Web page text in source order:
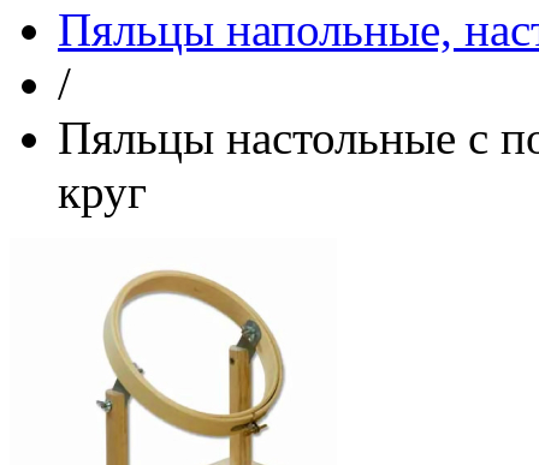
Пяльцы напольные,
/
Пяльцы настольные с
круг